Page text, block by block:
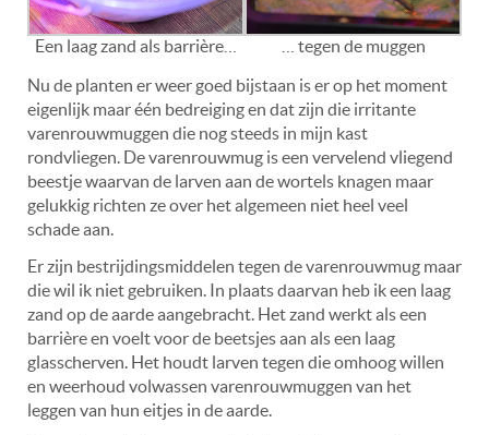
Een laag zand als barrière…
… tegen de muggen
Nu de planten er weer goed bijstaan is er op het moment
eigenlijk maar één bedreiging en dat zijn die irritante
varenrouwmuggen die nog steeds in mijn kast
rondvliegen. De varenrouwmug is een vervelend vliegend
beestje waarvan de larven aan de wortels knagen maar
gelukkig richten ze over het algemeen niet heel veel
schade aan.
Er zijn bestrijdingsmiddelen tegen de varenrouwmug maar
die wil ik niet gebruiken. In plaats daarvan heb ik een laag
zand op de aarde aangebracht. Het zand werkt als een
barrière en voelt voor de beetsjes aan als een laag
glasscherven. Het houdt larven tegen die omhoog willen
en weerhoud volwassen varenrouwmuggen van het
leggen van hun eitjes in de aarde.